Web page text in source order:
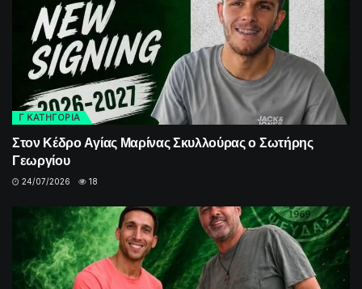
Γ ΚΑΤΗΓΟΡΙΑ
Στον Κέδρο Αγίας Μαρίνας Σκυλλούρας ο Σωτήρης
Γεωργίου
24/07/2026 18